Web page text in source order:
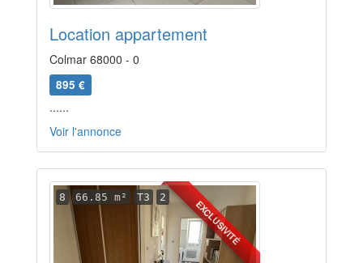
Location appartement
Colmar 68000 - 0
895 €
......
Voir l'annonce
EXCLUSIVITÉ
8 66.85 m² T3 2